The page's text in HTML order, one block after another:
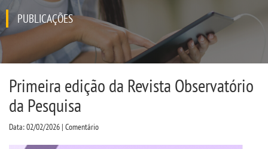
ESTÁGIOS
INFRAESTRUTURA
BIBLIOTECA
PUBLICAÇÕES
Primeira edição da Revista Observatório
da Pesquisa
Data: 02/02/2026 | Comentário